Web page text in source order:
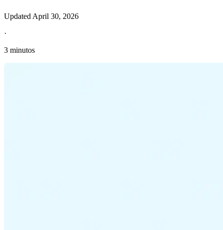
Updated April 30, 2026
·
3 minutos